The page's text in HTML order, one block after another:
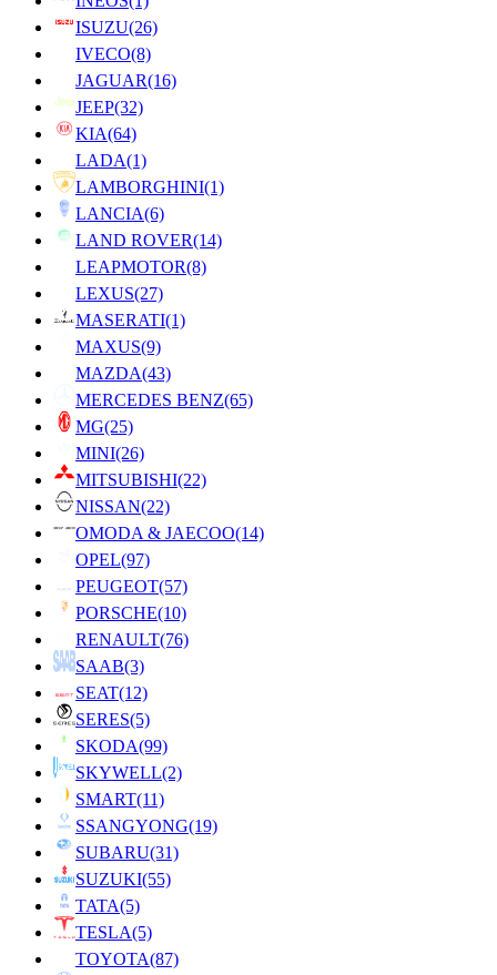
ISUZU(26)
IVECO(8)
JAGUAR(16)
JEEP(32)
KIA(64)
LADA(1)
LAMBORGHINI(1)
LANCIA(6)
LAND ROVER(14)
LEAPMOTOR(8)
LEXUS(27)
MASERATI(1)
MAXUS(9)
MAZDA(43)
MERCEDES BENZ(65)
MG(25)
MINI(26)
MITSUBISHI(22)
NISSAN(22)
OMODA & JAECOO(14)
OPEL(97)
PEUGEOT(57)
PORSCHE(10)
RENAULT(76)
SAAB(3)
SEAT(12)
SERES(5)
SKODA(99)
SKYWELL(2)
SMART(11)
SSANGYONG(19)
SUBARU(31)
SUZUKI(55)
TATA(5)
TESLA(5)
TOYOTA(87)